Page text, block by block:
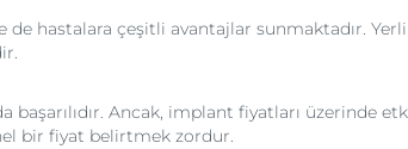
hastalara çeşitli avantajlar sunmaktadır.
Ancak, implant fiyatları üzerinde
bir fiyat belirtmek zordur.